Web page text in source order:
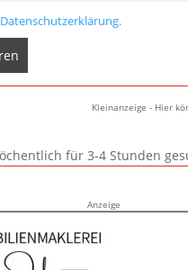
Kleinanzeige - Hier
für 3-4 Stunden
Anzeige